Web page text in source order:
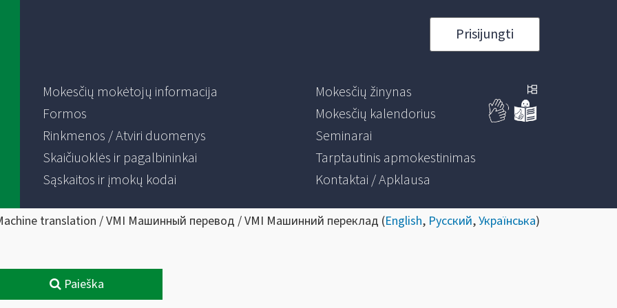
Prisijungti
Mokesčių mokėtojų informacija
Formos
Rinkmenos / Atviri duomenys
Skaičiuoklės ir pagalbininkai
Sąskaitos ir įmokų kodai
Mokesčių žinynas
Mokesčių kalendorius
Seminarai
Tarptautinis apmokestinimas
Kontaktai / Apklausa
translation / VMI Машинный перевод / VMI Машинний переклад (English, Русский,Українська)
Paieška